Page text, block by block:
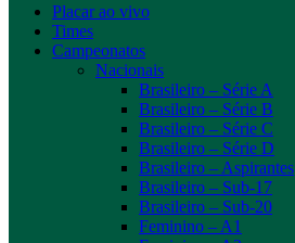
Placar ao vivo
Times
Campeonatos
Nacionais
Brasileiro – Série A
Brasileiro – Série B
Brasileiro – Série C
Brasileiro – Série D
Brasileiro – Aspirantes
Brasileiro – Sub-17
Brasileiro – Sub-20
Feminino – A1